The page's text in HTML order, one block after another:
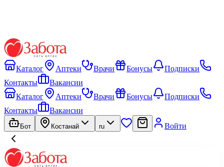
Каталог Аптеки Врачи Бонусы
Подписки
Контакты
Вакансии
Каталог
Аптеки Врачи Бонусы
Подписки
Контакты
Вакансии
Бот Костанай ru Войти